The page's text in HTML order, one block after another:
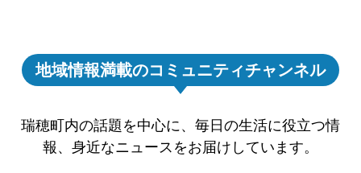
地域情報満載のコミュニティチャンネル
瑞穂町内の話題を中心に、毎日の生活に役立つ情
報、身近なニュースをお届けしています。